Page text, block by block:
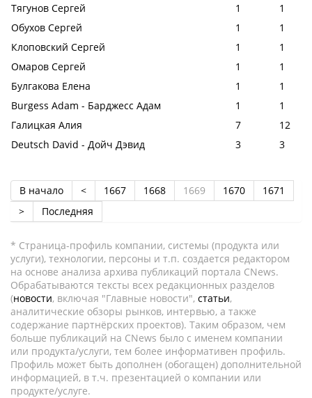
Тягунов Сергей
1
1
Обухов Сергей
1
1
Клоповский Сергей
1
1
Омаров Сергей
1
1
Булгакова Елена
1
1
Burgess Adam - Барджесс Адам
1
1
Галицкая Алия
7
12
Deutsch David - Дойч Дэвид
3 3
В начало < 1667 1668 1669 1670
1671
>
Последняя
* Страница-профиль компании, системы (продукта или
услуги), технологии, персоны и т.п. создается редактором
на основе анализа архива публикаций портала CNews.
Обрабатываются тексты всех редакционных разделов
(новости, включая "Главные новости", статьи,
аналитические обзоры рынков, интервью, а также
содержание партнёрских проектов). Таким образом, чем
больше публикаций на CNews было с именем компании
или продукта/услуги, тем более информативен профиль.
Профиль может быть дополнен (обогащен) дополнительной
информацией, в т.ч. презентацией о компании или
продукте/услуге.